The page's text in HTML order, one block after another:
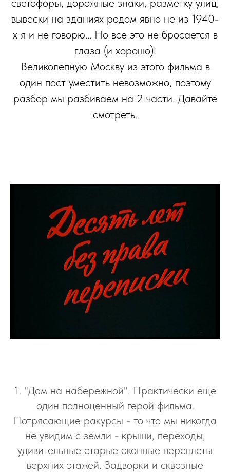
вывески на зданиях родом явно не из 1940-
х я и не говорю... Но все это не бросается в
глаза (и хорошо)!
Великолепную Москву из этого фильма в
один пост уместить невозможно, поэтому
разбор мы разбиваем на 2 части. Давайте
смотреть.
1. "Дом на набережной". Практически еще
один полноценный герой фильма.
Потрясающие ракурсы - то что мы никогда
не увидим с земли - крыши, переходы,
удивительные старые оконные переплеты
верхних этажей. Задворки и сквозные